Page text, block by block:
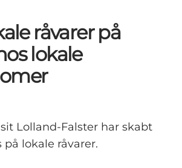
ferie
råvarer på
lokale
Lolland-Falster har skabt
lokale råvarer.